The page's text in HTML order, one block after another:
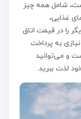
شامل همه چیز
غذایی،
را در قیمت اتاق
به پرداخت
و می‌توانید
لذت ببرید.